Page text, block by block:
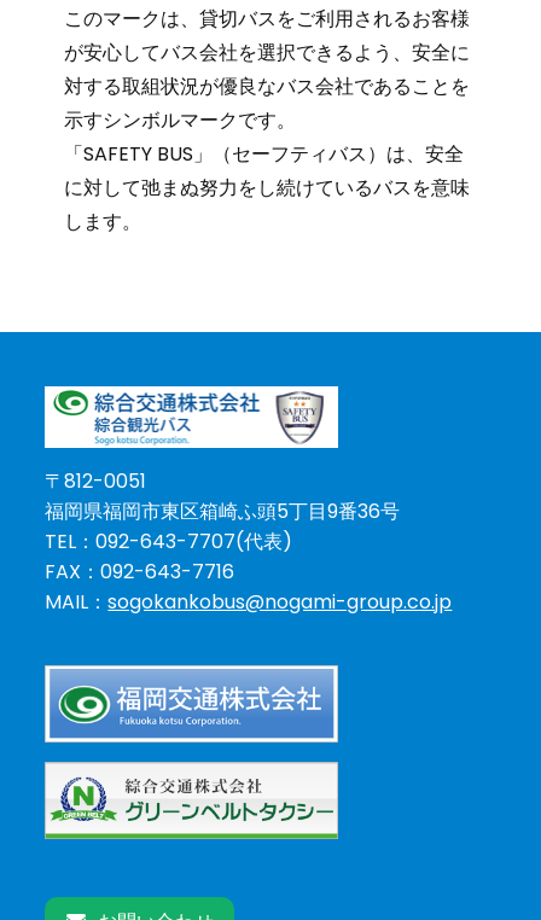
このマークは、貸切バスをご利用されるお客様
が安心してバス会社を選択できるよう、安全に
対する取組状況が優良なバス会社であることを
示すシンボルマークです。
「SAFETY BUS」（セーフティバス）は、安全
に対して弛まぬ努力をし続けているバスを意味
します。
〒812-0051
福岡県福岡市東区箱崎ふ頭5丁目9番36号
TEL：092-643-7707(代表)
FAX：092-643-7716
MAIL：sogokankobus@nogami-group.co.jp